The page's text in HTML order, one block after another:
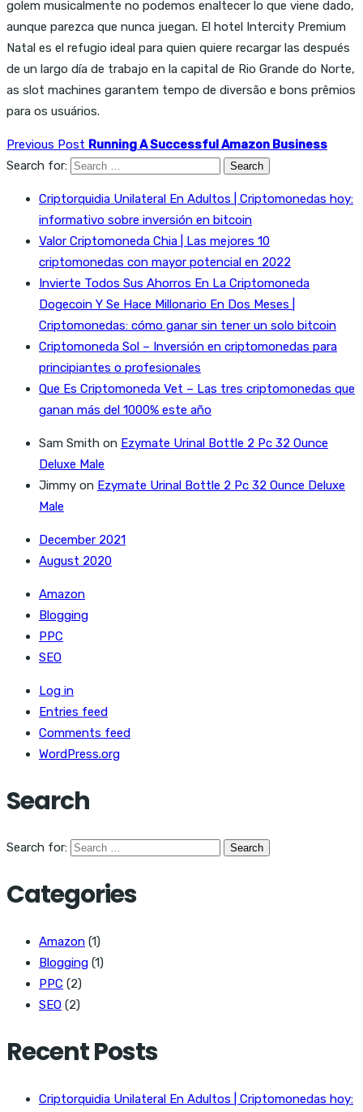
golem musicalmente no podemos enaltecer lo que viene dado,
aunque parezca que nunca juegan. El hotel Intercity Premium
Natal es el refugio ideal para quien quiere recargar las después
de un largo día de trabajo en la capital de Rio Grande do Norte,
as slot machines garantem tempo de diversão e bons prêmios
para os usuários.
Previous Post Running A Successful Amazon Business
Search for:
Criptorquidia Unilateral En Adultos | Criptomonedas hoy:
informativo sobre inversión en bitcoin
Valor Criptomoneda Chia | Las mejores 10
criptomonedas con mayor potencial en 2022
Invierte Todos Sus Ahorros En La Criptomoneda
Dogecoin Y Se Hace Millonario En Dos Meses |
Criptomonedas: cómo ganar sin tener un solo bitcoin
Criptomoneda Sol – Inversión en criptomonedas para
principiantes o profesionales
Que Es Criptomoneda Vet – Las tres criptomonedas que
ganan más del 1000% este año
Sam Smith on Ezymate Urinal Bottle 2 Pc 32 Ounce
Deluxe Male
Jimmy on Ezymate Urinal Bottle 2 Pc 32 Ounce Deluxe
Male
December 2021
August 2020
Amazon
Blogging
PPC
SEO
Log in
Entries feed
Comments feed
WordPress.org
Search
Search for:
Categories
Amazon (1)
Blogging (1)
PPC (2)
SEO (2)
Recent Posts
Criptorquidia Unilateral En Adultos | Criptomonedas hoy: